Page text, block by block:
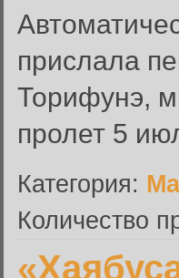
прислала
Торифунэ,
пролет 5
Категория:
Количество